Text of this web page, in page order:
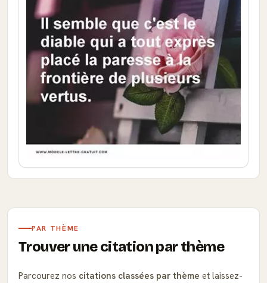
PAR THÈME
Trouver une citation par thème
Parcourez nos citations classées par thème et laissez-